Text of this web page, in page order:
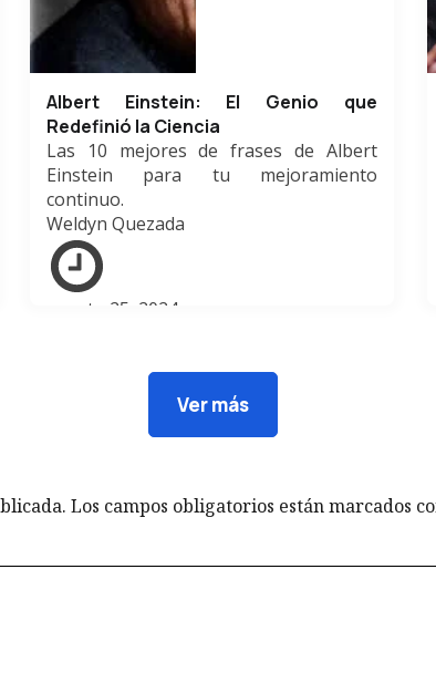
Albert Einstein: El Genio que
Redefinió la Ciencia
Las 10 mejores de frases de Albert
Einstein para tu mejoramiento
continuo.
Weldyn Quezada
agosto 25, 2024
Ver más
Los campos obligatorios están marcados